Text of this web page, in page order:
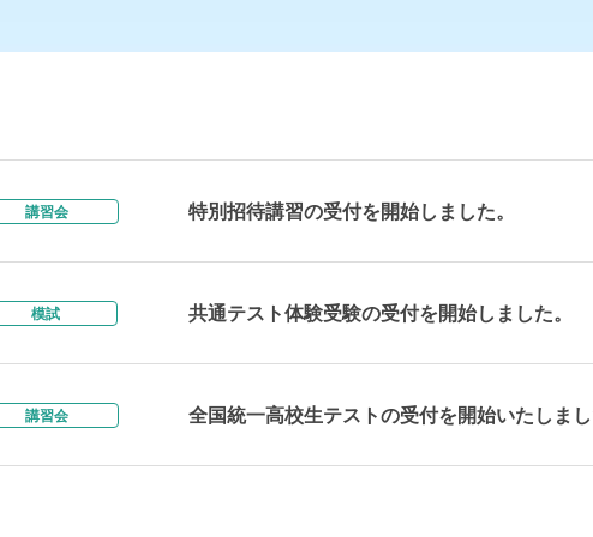
講習会 特別招待講習の受付を開始しました。
模試 共通テスト体験受験の受付を開始しました。
講習会 全国統一高校生テストの受付を開始いたしま